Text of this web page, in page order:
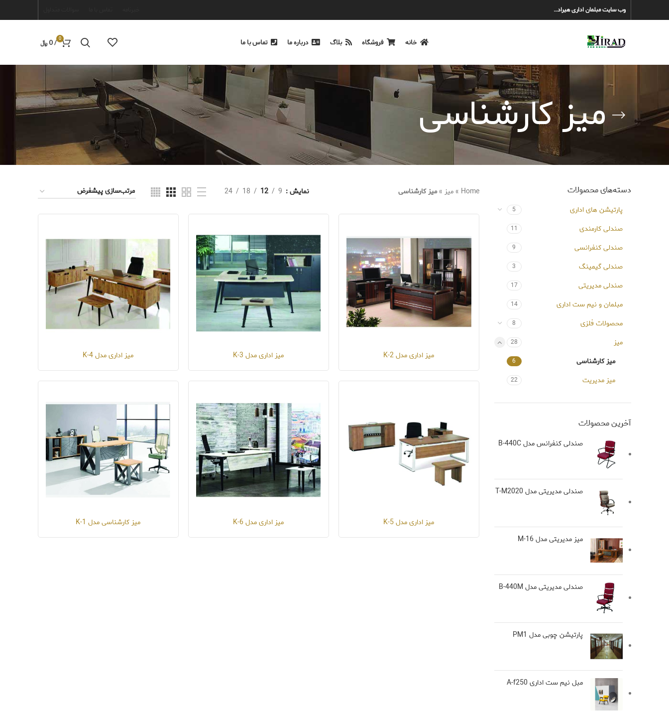
وب سایت مبلمان اداری هیراد…
خانه فروشگاه بلاگ درباره ما تماس با ما 0
/
0 ﷼
میز کارشناسی
دسته‌های محصولات
پارتیشن های اداری 5
صندلی کارمندی 11
صندلی کنفرانسی 9
صندلی گیمینگ 3
صندلی مدیریتی 17
مبلمان و نیم ست اداری 14
محصولات فلزی 8
میز 28
میز کارشناسی 6
میز مدیریت 22
آخرین محصولات
صندلی کنفرانس مدل B-440C
صندلی مدیریتی مدل T-M2020
میز مدیریتی مدل M-16
صندلی مدیریتی مدل B-440M
پارتیشن چوبی مدل PM1
مبل نیم ست اداری A-f250
Home
»میز »میز کارشناسی نمایش 9
12
18
24
میز اداری مدل K-2 میز اداری مدل K-3 میز اداری مدل K-4
میز اداری مدل K-5 میز اداری مدل K-6 میز کارشناسی مدل K-1